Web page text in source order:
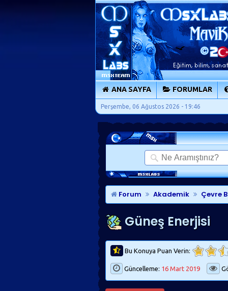
ANA SAYFA FORUMLAR
Perşembe, 06 Ağustos 2026 - 19:46
Forum Akademik Çevre
Güneş Enerjisi
Bu Konuya Puan Verin:
Güncelleme: 16 Mart 2019